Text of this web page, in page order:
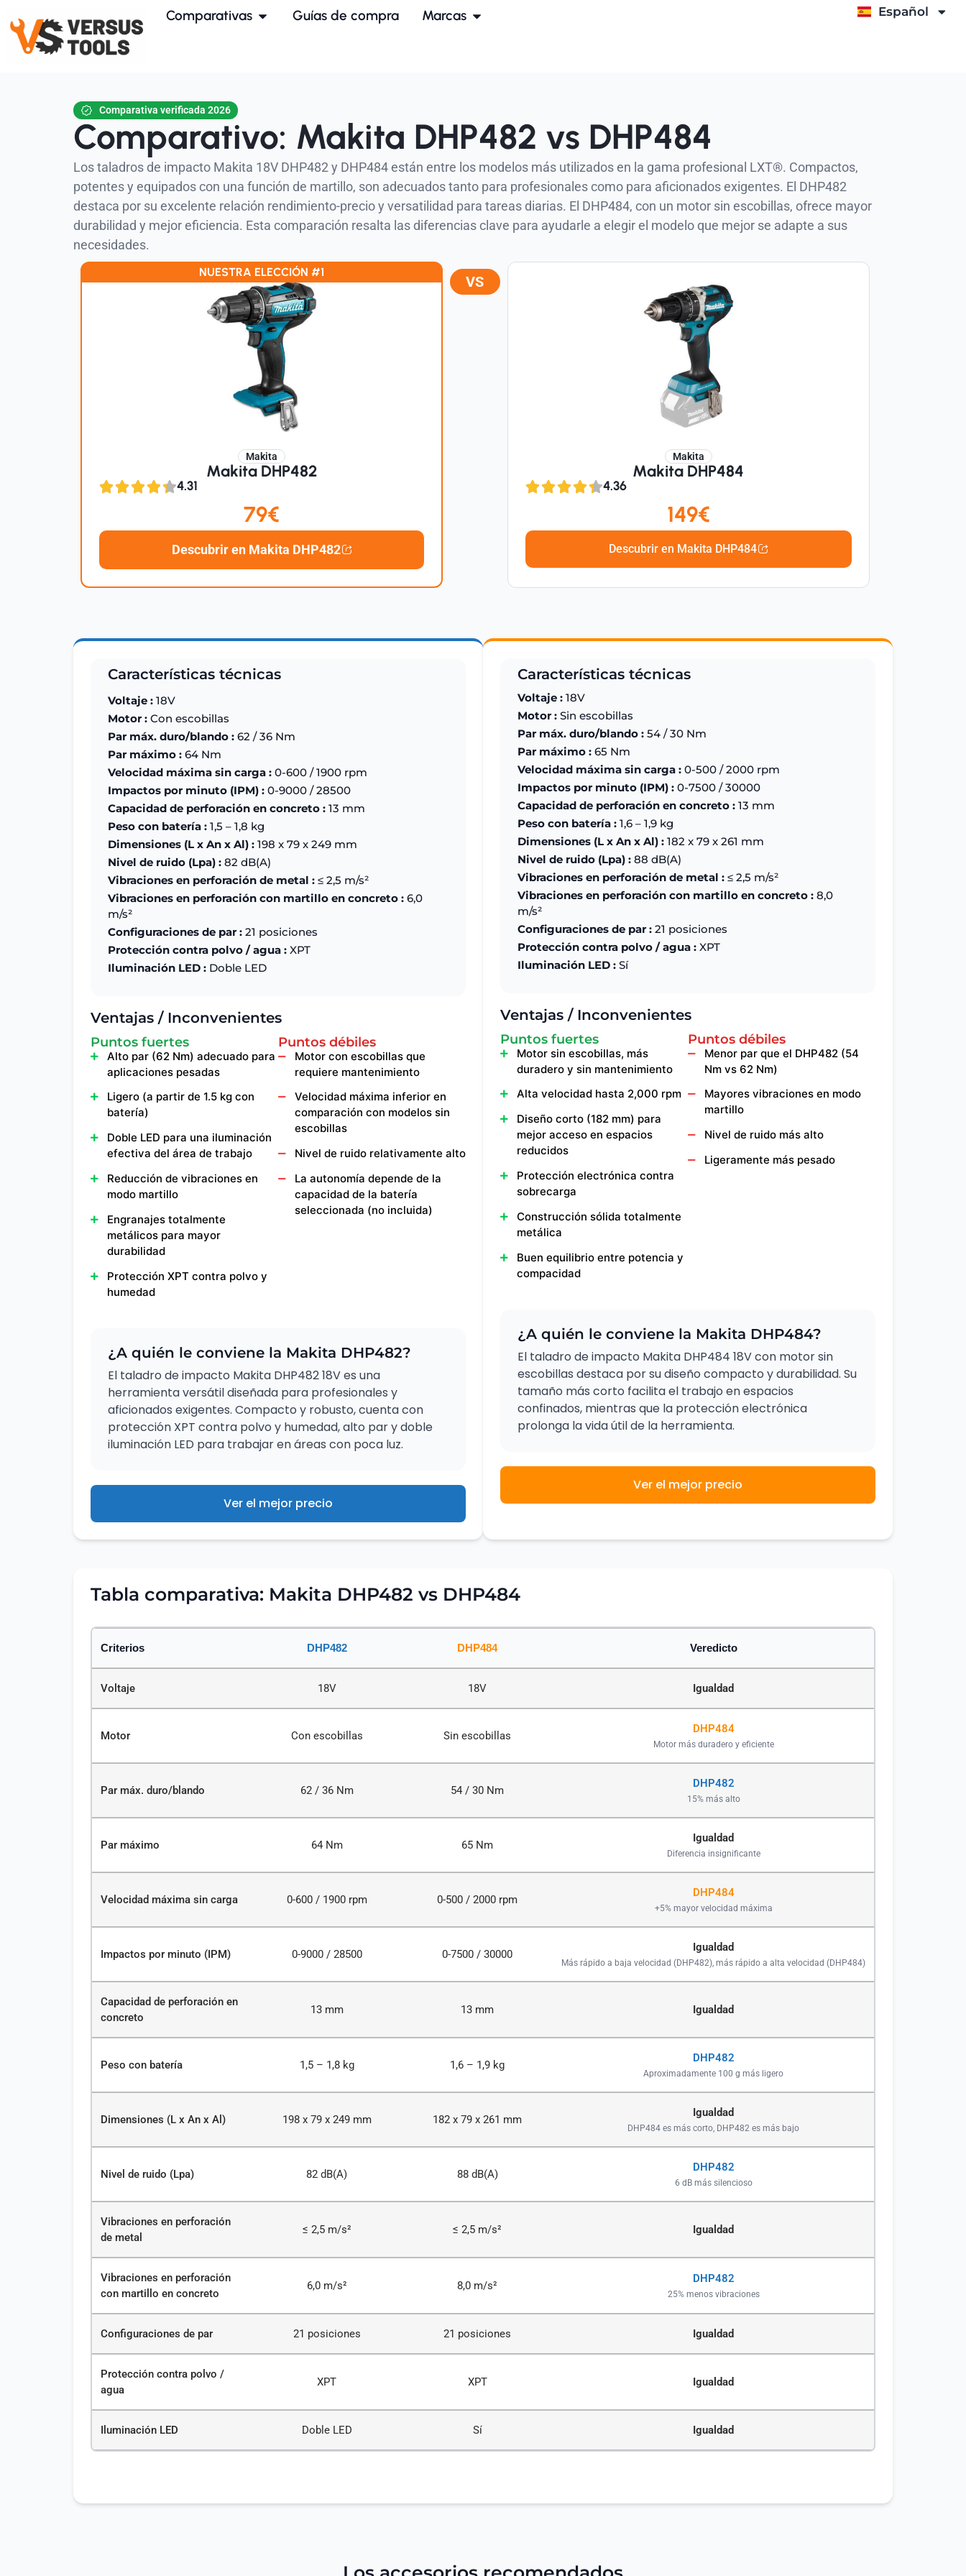
Comparativas Guías de compra Marcas Español
Italiano
Comparativa verificada 2026
Comparativo: Makita DHP482 vs DHP484
Los taladros de impacto Makita 18V DHP482 y DHP484 están entre los modelos más utilizados en la gama profesional LXT®. Compactos,
potentes y equipados con una función de martillo, son adecuados tanto para profesionales como para aficionados exigentes. El DHP482
destaca por su excelente relación rendimiento-precio y versatilidad para tareas diarias. El DHP484, con un motor sin escobillas, ofrece mayor
durabilidad y mejor eficiencia. Esta comparación resalta las diferencias clave para ayudarle a elegir el modelo que mejor se adapte a sus
necesidades.
Makita
Makita DHP482
4.31
79€
Descubrir en Makita DHP482
NUESTRA ELECCIÓN #1
VS
Makita
Makita DHP484
4.36
149€
Descubrir en Makita DHP484
Características técnicas
Voltaje : 18V
Motor : Con escobillas
Par máx. duro/blando : 62 / 36 Nm
Par máximo : 64 Nm
Velocidad máxima sin carga : 0-600 / 1900 rpm
Impactos por minuto (IPM) : 0-9000 / 28500
Capacidad de perforación en concreto : 13 mm
Peso con batería : 1,5 – 1,8 kg
Dimensiones (L x An x Al) : 198 x 79 x 249 mm
Nivel de ruido (Lpa) : 82 dB(A)
Vibraciones en perforación de metal : ≤ 2,5 m/s²
Vibraciones en perforación con martillo en concreto : 6,0
m/s²
Configuraciones de par : 21 posiciones
Protección contra polvo / agua : XPT
Iluminación LED : Doble LED
Ventajas / Inconvenientes
Puntos fuertes
Alto par (62 Nm) adecuado para
aplicaciones pesadas
Ligero (a partir de 1.5 kg con
batería)
Doble LED para una iluminación
efectiva del área de trabajo
Reducción de vibraciones en
modo martillo
Engranajes totalmente
metálicos para mayor
durabilidad
Protección XPT contra polvo y
humedad
Puntos débiles
Motor con escobillas que
requiere mantenimiento
Velocidad máxima inferior en
comparación con modelos sin
escobillas
Nivel de ruido relativamente alto
La autonomía depende de la
capacidad de la batería
seleccionada (no incluida)
¿A quién le conviene la Makita DHP482?
El taladro de impacto Makita DHP482 18V es una
herramienta versátil diseñada para profesionales y
aficionados exigentes. Compacto y robusto, cuenta con
protección XPT contra polvo y humedad, alto par y doble
iluminación LED para trabajar en áreas con poca luz.
Ver el mejor precio
Características técnicas
Voltaje : 18V
Motor : Sin escobillas
Par máx. duro/blando : 54 / 30 Nm
Par máximo : 65 Nm
Velocidad máxima sin carga : 0-500 / 2000 rpm
Impactos por minuto (IPM) : 0-7500 / 30000
Capacidad de perforación en concreto : 13 mm
Peso con batería : 1,6 – 1,9 kg
Dimensiones (L x An x Al) : 182 x 79 x 261 mm
Nivel de ruido (Lpa) : 88 dB(A)
Vibraciones en perforación de metal : ≤ 2,5 m/s²
Vibraciones en perforación con martillo en concreto : 8,0
m/s²
Configuraciones de par : 21 posiciones
Protección contra polvo / agua : XPT
Iluminación LED : Sí
Ventajas / Inconvenientes
Puntos fuertes
Motor sin escobillas, más
duradero y sin mantenimiento
Alta velocidad hasta 2,000 rpm
Diseño corto (182 mm) para
mejor acceso en espacios
reducidos
Protección electrónica contra
sobrecarga
Construcción sólida totalmente
metálica
Buen equilibrio entre potencia y
compacidad
Puntos débiles
Menor par que el DHP482 (54
Nm vs 62 Nm)
Mayores vibraciones en modo
martillo
Nivel de ruido más alto
Ligeramente más pesado
¿A quién le conviene la Makita DHP484?
El taladro de impacto Makita DHP484 18V con motor sin
escobillas destaca por su diseño compacto y durabilidad. Su
tamaño más corto facilita el trabajo en espacios
confinados, mientras que la protección electrónica
prolonga la vida útil de la herramienta.
Ver el mejor precio
Tabla comparativa: Makita DHP482 vs DHP484
Criterios DHP482 DHP484 Veredicto
Voltaje 18V 18V Igualdad
Motor Con escobillas Sin escobillas
DHP484
Motor más duradero y eficiente
Par máx. duro/blando 62 / 36 Nm 54 / 30 Nm
DHP482
15% más alto
Par máximo 64 Nm 65 Nm
Igualdad
Diferencia insignificante
Velocidad máxima sin carga 0-600 / 1900 rpm 0-500 / 2000 rpm
DHP484
+5% mayor velocidad máxima
Impactos por minuto (IPM) 0-9000 / 28500 0-7500 / 30000
Igualdad
Más rápido a baja velocidad (DHP482), más rápido a alta velocidad (DHP484)
Capacidad de perforación en
concreto
13 mm 13 mm Igualdad
Peso con batería 1,5 – 1,8 kg 1,6 – 1,9 kg
DHP482
Aproximadamente 100 g más ligero
Dimensiones (L x An x Al) 198 x 79 x 249 mm 182 x 79 x 261 mm
Igualdad
DHP484 es más corto, DHP482 es más bajo
Nivel de ruido (Lpa) 82 dB(A) 88 dB(A)
DHP482
6 dB más silencioso
Vibraciones en perforación
de metal
≤ 2,5 m/s² ≤ 2,5 m/s² Igualdad
Vibraciones en perforación
con martillo en concreto
6,0 m/s² 8,0 m/s²
DHP482
25% menos vibraciones
Configuraciones de par 21 posiciones 21 posiciones Igualdad
Protección contra polvo /
agua
XPT XPT Igualdad
Iluminación LED Doble LED Sí Igualdad